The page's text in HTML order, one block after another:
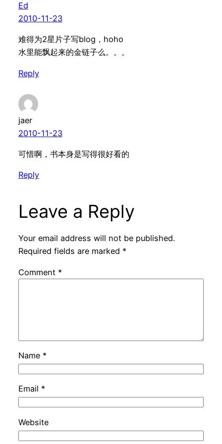
Ed
2010-11-23
难得为2星片子写blog，hoho
水里能飘起来的金链子么。。。
Reply
jaer
2010-11-23
可惜啊，书本身是写得很好看的
Reply
Leave a Reply
Your email address will not be published.
Required fields are marked *
Comment *
Name *
Email *
Website